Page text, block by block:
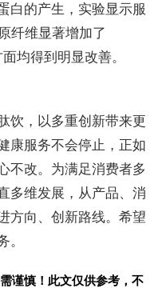
白的产生，实验显示服
纤维显著增加了
均得到明显改善。
饮，以多重创新带来更
康服务不会停止，正如
不改。为满足消费者多
多维发展，从产品、消
方向、创新路线。希望
。
谨慎！此文仅供参考，不